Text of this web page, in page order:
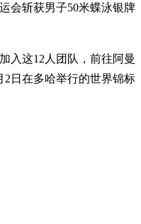
会斩获男子50米蝶泳银牌
入这12人团队，前往阿曼
2日在多哈举行的世界锦标